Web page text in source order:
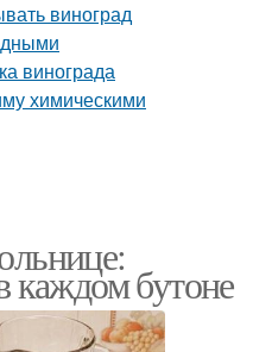
каждом бутоне